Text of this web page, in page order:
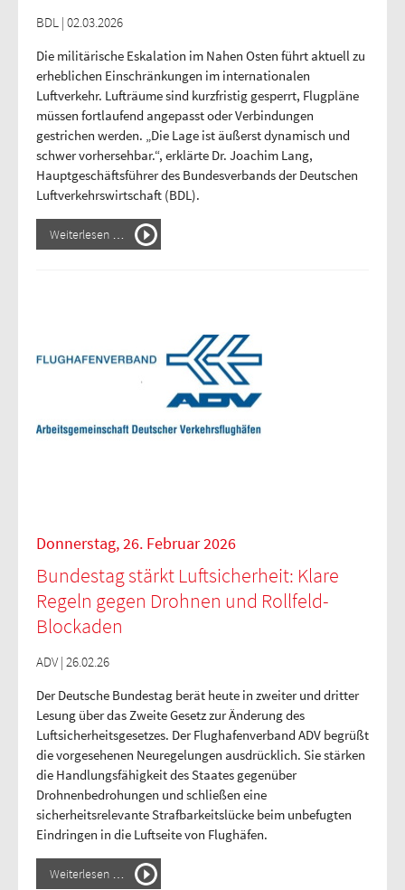
BDL | 02.03.2026
Die militärische Eskalation im Nahen Osten führt aktuell zu
erheblichen Einschränkungen im internationalen
Luftverkehr. Lufträume sind kurzfristig gesperrt, Flugpläne
müssen fortlaufend angepasst oder Verbindungen
gestrichen werden. „Die Lage ist äußerst dynamisch und
schwer vorhersehbar.“, erklärte Dr. Joachim Lang,
Hauptgeschäftsführer des Bundesverbands der Deutschen
Luftverkehrswirtschaft (BDL).
Weiterlesen …
Donnerstag, 26. Februar 2026
Bundestag stärkt Luftsicherheit: Klare
Regeln gegen Drohnen und Rollfeld-
Blockaden
ADV | 26.02.26
Der Deutsche Bundestag berät heute in zweiter und dritter
Lesung über das Zweite Gesetz zur Änderung des
Luftsicherheitsgesetzes. Der Flughafenverband ADV begrüßt
die vorgesehenen Neuregelungen ausdrücklich. Sie stärken
die Handlungsfähigkeit des Staates gegenüber
Drohnenbedrohungen und schließen eine
sicherheitsrelevante Strafbarkeitslücke beim unbefugten
Eindringen in die Luftseite von Flughäfen.
Weiterlesen …